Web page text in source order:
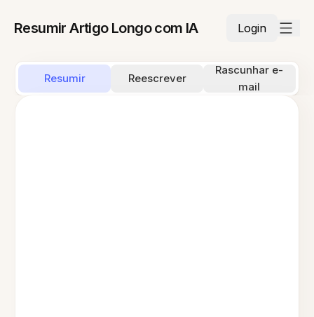
Resumir Artigo Longo com IA Login
Resumir Reescrever
Rascunhar e-
mail